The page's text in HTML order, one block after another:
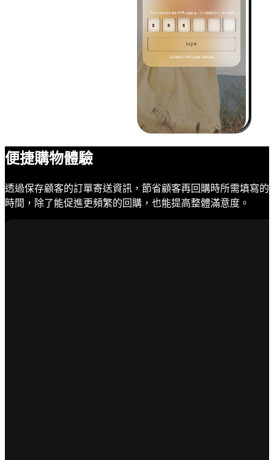
便捷購物體驗
透過保存顧客的訂單寄送資訊，節省顧客再回購時所需填寫的
時間，除了能促進更頻繁的回購，也能提高整體滿意度。